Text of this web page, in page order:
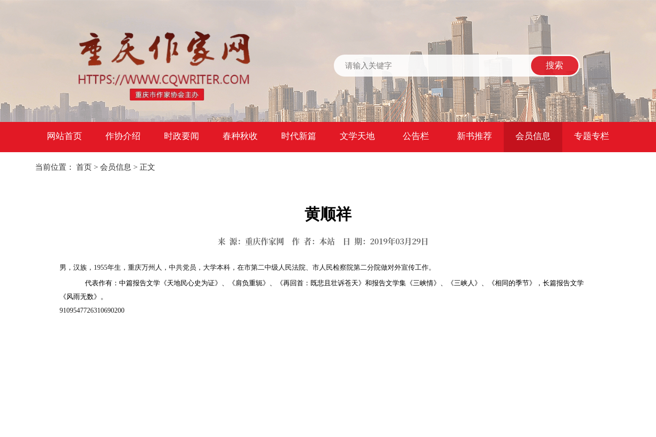
搜索
网站首页 作协介绍 时政要闻 春种秋收 时代新篇 文学天地 公告栏 新书推荐 会员信息 专题专栏
当前位置： 首页 > 会员信息 > 正文
黄顺祥
来 源：重庆作家网 作 者：本站 日 期：2019年03月29日
男，汉族，1955年生，重庆万州人，中共党员，大学本科，在市第二中级人民法院、市人民检察院第二分院做对外宣传工作。
代表作有：中篇报告文学《天地民心史为证》、《肩负重轭》、《再回首：既悲且壮诉苍天》和报告文学集《三峡情》、《三峡人》、《相同的季节》，长篇报告文学
《风雨无数》。
9109547726310690200